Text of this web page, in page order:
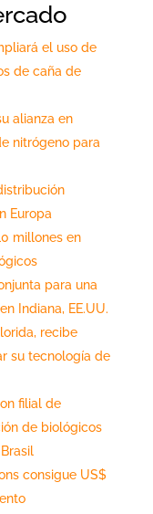
el uso de
de caña de
alianza en
nitrógeno para
Europa
millones en
para una
Indiana, EE.UU.
recibe
su tecnología de
filial de
de biológicos
consigue US$